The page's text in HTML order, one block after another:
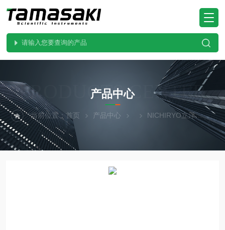
PRODUCTS CENTER
产品中心
当前位置：首页 产品中心 NICHIRYO立洋 00-